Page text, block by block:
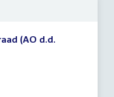
(AO d.d.